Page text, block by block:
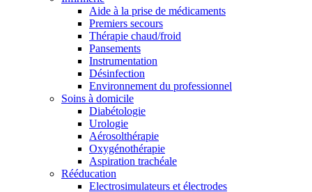
Aide à la prise de médicaments
Premiers secours
Thérapie chaud/froid
Pansements
Instrumentation
Désinfection
Environnement du professionnel
Soins à domicile
Diabétologie
Urologie
Aérosolthérapie
Oxygénothérapie
Aspiration trachéale
Rééducation
Electrosimulateurs et électrodes